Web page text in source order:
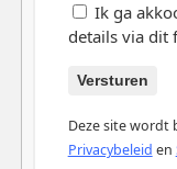
Ik ga
details via dit
Versturen
Deze site wordt
Privacybeleid en